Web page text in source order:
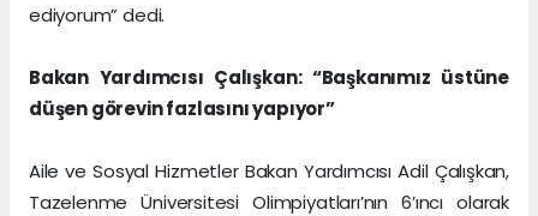
ediyorum” dedi.
Bakan Yardımcısı Çalışkan: “Başkanımız üstüne
düşen görevin fazlasını yapıyor”
Aile ve Sosyal Hizmetler Bakan Yardımcısı Adil Çalışkan,
Tazelenme Üniversitesi Olimpiyatları’nın 6’ıncı olarak